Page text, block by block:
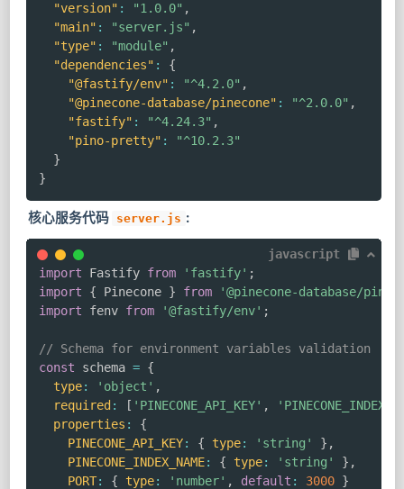
"version" : "1.0.0" ,
"main" : "server.js" ,
"type" : "module" ,
"dependencies" :
{
"@fastify/env" : "^4.2.0" ,
"@pinecone-database/pinecone" : "^2.0.0" ,
"fastify" : "^4.24.3" ,
"pino-pretty" :
"^10.2.3"
}
}
核心服务代码 server.js :
javascript
import Fastify from 'fastify' ;
import
{ Pinecone } from
'@pinecone-database/
import fenv from '@fastify/env' ;
// Schema for environment variables validation
const schema = {
type: 'object' ,
required : [ 'PINECONE_API_KEY' ,
properties :
{
PINECONE_API_KEY: { type: 'string' } ,
PINECONE_INDEX_NAME: { type: 'string' } ,
PORT: { type: 'number' , default : 3000 }